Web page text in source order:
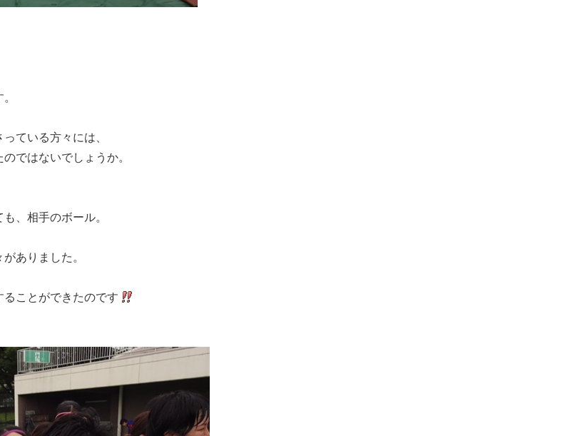
ている方々には、
ではないでしょうか。
、相手のボール。
ありました。
ことができたのです